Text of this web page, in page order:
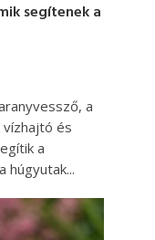
segítenek a
a
és
a
húgyutak...